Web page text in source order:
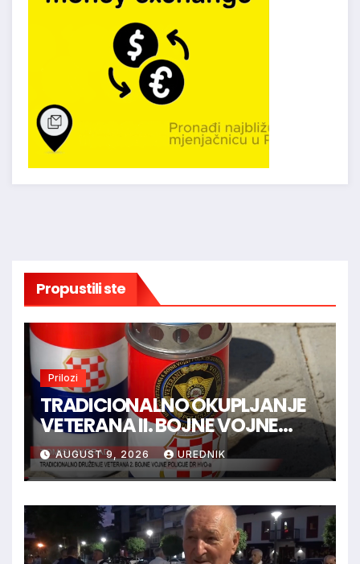
Propustili ste
Prilozi
TRADICIONALNO OKUPLJANJE
VETERANA II. BOJNE VOJNE
POLICIJE HVO-a -
TOMISLAVGRAD
AUGUST 9, 2026 UREDNIK